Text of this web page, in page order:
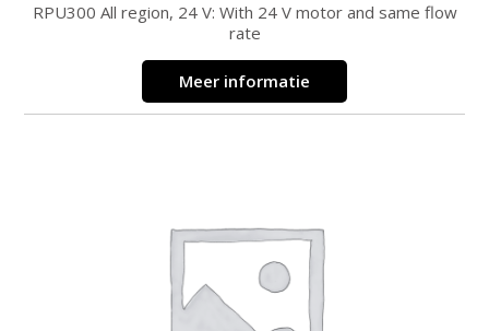
RPU300 All region, 24 V: With 24 V motor and same flow
rate
Meer informatie